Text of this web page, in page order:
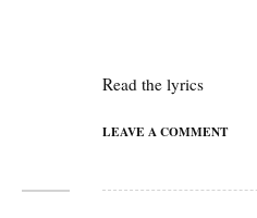
Read the lyrics
LEAVE A COMMENT